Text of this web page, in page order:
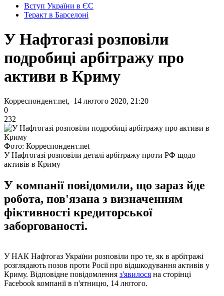
Вступ України в ЄС
Теракт в Барселоні
У Нафтогазі розповіли
подробиці арбітражу про
активи в Криму
Корреспондент.net, 14 лютого 2020, 21:20
0
232
Фото: Корреспондент.net
У Нафтогазі розповіли деталі арбітражу проти РФ щодо
активів в Криму
У компанії повідомили, що зараз йде
робота, пов'язана з визначенням
фіктивності кредиторської
заборгованості.
У НАК Нафтогаз України розповіли про те, як в арбітражі
розглядають позов проти Росії про відшкодування активів у
Криму. Відповідне повідомлення з'явилося на сторінці
Facebook компанії в п'ятницю, 14 лютого.